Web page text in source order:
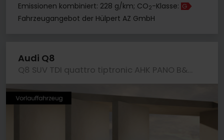
Emissionen kombiniert: 228 g/km; CO2-Klasse: G
Fahrzeugangebot der Hülpert AZ GmbH
Audi Q8
Q8 SUV TDI quattro tiptronic AHK PANO B&O LM23